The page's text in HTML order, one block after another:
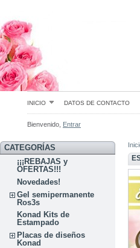
INICIO DATOS DE CONTACTO
Bienvenido, Entrar
CATEGORÍAS
¡¡¡REBAJAS y
OFERTAS!!!
Novedades!
Gel semipermanente
Ros3s
Konad Kits de
Estampado
Placas de diseños
Konad